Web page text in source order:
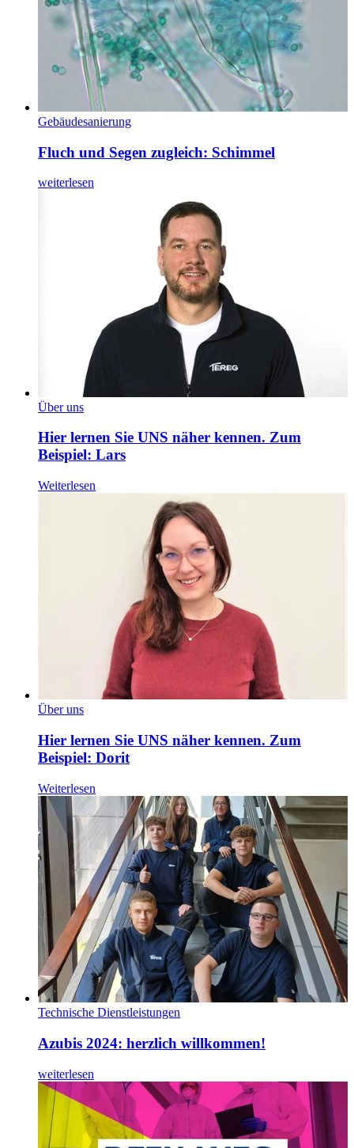
Gebäudesanierung
Fluch und Segen zugleich: Schimmel
weiterlesen
Über uns
Hier lernen Sie UNS näher kennen. Zum
Beispiel: Lars
Weiterlesen
Über uns
Hier lernen Sie UNS näher kennen. Zum
Beispiel: Dorit
Weiterlesen
Technische Dienstleistungen
Azubis 2024: herzlich willkommen!
weiterlesen